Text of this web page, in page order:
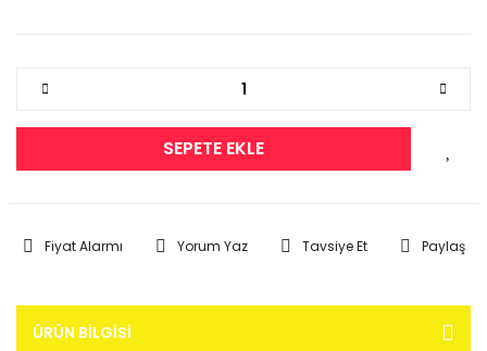
SEPETE EKLE
Fiyat Alarmı Yorum Yaz Tavsiye Et Paylaş
ÜRÜN BILGISI